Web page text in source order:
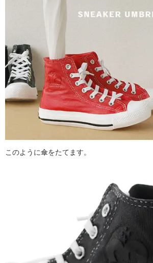
このように傘をたてます。